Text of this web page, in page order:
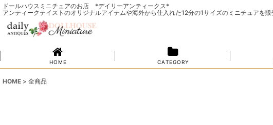
ドールハウスミニチュアのお店 *デイリーアンティークス*
アンティークテイストのオリジナルアイテムや海外から仕入れた12分の1サイズのミニチュアを
H O M E C A T E G O R Y
HOME > 全商品